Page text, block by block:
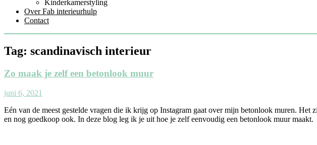
Kinderkamerstyling
Over Fab interieurhulp
Contact
Tag: scandinavisch interieur
Zo maak je zelf een betonlook muur
juni 6, 2021
Eén van de meest gestelde vragen die ik krijg op Instagram gaat over mijn betonlook muren.
en nog goedkoop ook. In deze blog leg ik je uit hoe je zelf eenvoudig een betonlook muur maakt.